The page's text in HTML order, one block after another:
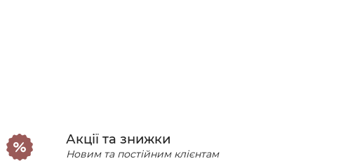
Акції та знижки
Новим та постійним клієнтам